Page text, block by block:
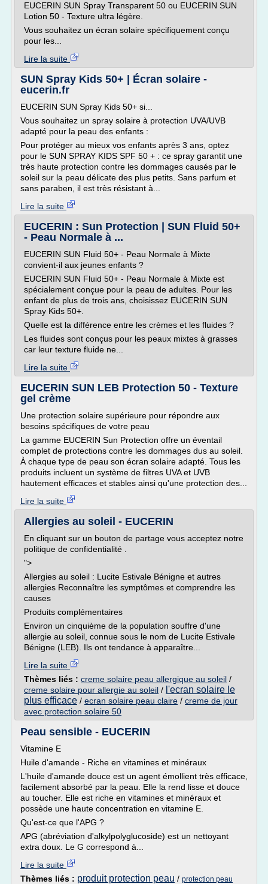
EUCERIN SUN Spray Transparent 50 ou EUCERIN SUN
Lotion 50 - Texture ultra légère.
Vous souhaitez un écran solaire spécifiquement conçu
pour les...
Lire la suite
SUN Spray Kids 50+ | Écran solaire -
eucerin.fr
EUCERIN SUN Spray Kids 50+ si...
Vous souhaitez un spray solaire à protection UVA/UVB
adapté pour la peau des enfants :
Pour protéger au mieux vos enfants après 3 ans, optez
pour le SUN SPRAY KIDS SPF 50 + : ce spray garantit une
très haute protection contre les dommages causés par le
soleil sur la peau délicate des plus petits. Sans parfum et
sans paraben, il est très résistant à...
Lire la suite
EUCERIN : Sun Protection | SUN Fluid 50+
- Peau Normale à ...
EUCERIN SUN Fluid 50+ - Peau Normale à Mixte
convient-il aux jeunes enfants ?
EUCERIN SUN Fluid 50+ - Peau Normale à Mixte est
spécialement conçue pour la peau de adultes. Pour les
enfant de plus de trois ans, choisissez EUCERIN SUN
Spray Kids 50+.
Quelle est la différence entre les crèmes et les fluides ?
Les fluides sont conçus pour les peaux mixtes à grasses
car leur texture fluide ne...
Lire la suite
EUCERIN SUN LEB Protection 50 - Texture
gel crème
Une protection solaire supérieure pour répondre aux
besoins spécifiques de votre peau
La gamme EUCERIN Sun Protection offre un éventail
complet de protections contre les dommages dus au soleil.
À chaque type de peau son écran solaire adapté. Tous les
produits incluent un système de filtres UVA et UVB
hautement efficaces et stables ainsi qu'une protection des...
Lire la suite
Allergies au soleil - EUCERIN
En cliquant sur un bouton de partage vous acceptez notre
politique de confidentialité .
">
Allergies au soleil : Lucite Estivale Bénigne et autres
allergies Reconnaître les symptômes et comprendre les
causes
Produits complémentaires
Environ un cinquième de la population souffre d'une
allergie au soleil, connue sous le nom de Lucite Estivale
Bénigne (LEB). Ils ont tendance à apparaître...
Lire la suite
Thèmes liés : creme solaire peau allergique au soleil /
creme solaire pour allergie au soleil / l'ecran solaire le
plus efficace / ecran solaire peau claire / creme de jour
avec protection solaire 50
Peau sensible - EUCERIN
Vitamine E
Huile d'amande - Riche en vitamines et minéraux
L'huile d'amande douce est un agent émollient très efficace,
facilement absorbé par la peau. Elle la rend lisse et douce
au toucher. Elle est riche en vitamines et minéraux et
possède une haute concentration en vitamine E.
Qu'est-ce que l'APG ?
APG (abréviation d'alkylpolyglucoside) est un nettoyant
extra doux. Le G correspond à...
Lire la suite
Thèmes liés : produit protection peau / protection peau